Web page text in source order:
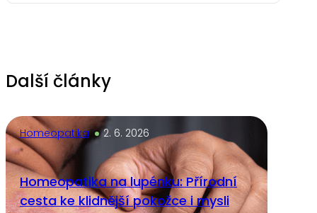
Další články
Homeopatika 2. 6. 2026
Homeopatika na lupénku: Přírodní
cesta ke klidnější pokožce i mysli